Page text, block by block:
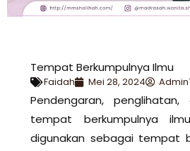
Tempat Berkumpulnya Ilmu
Faidah Mei 28, 2024
Pendengaran,
tempat berkumpulnya
digunakan sebagai tempat